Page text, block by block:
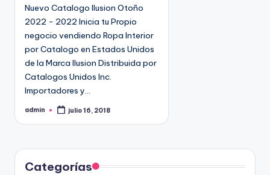
d
o
e
Nuevo Catalogo Ilusion Otoño
2022 - 2022 Inicia tu Propio
negocio vendiendo Ropa Interior
por Catalogo en Estados Unidos
de la Marca Ilusion Distribuida por
Catalogos Unidos Inc.
Importadores y…
P
c
d
o
admin julio 16, 2018
Categorías